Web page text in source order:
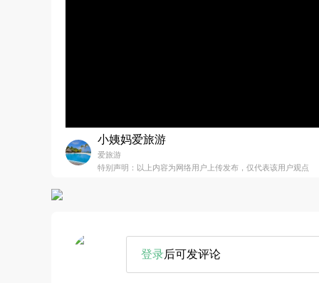
小姨妈爱旅游
爱旅游
特别声明：以上内容为网络用户上传发布，仅代表该用户观点
登录后可发评论